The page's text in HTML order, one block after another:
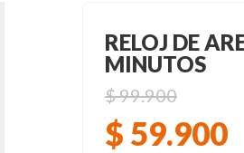
RELOJ DE
MINUTOS
$99.900
$ 59.900